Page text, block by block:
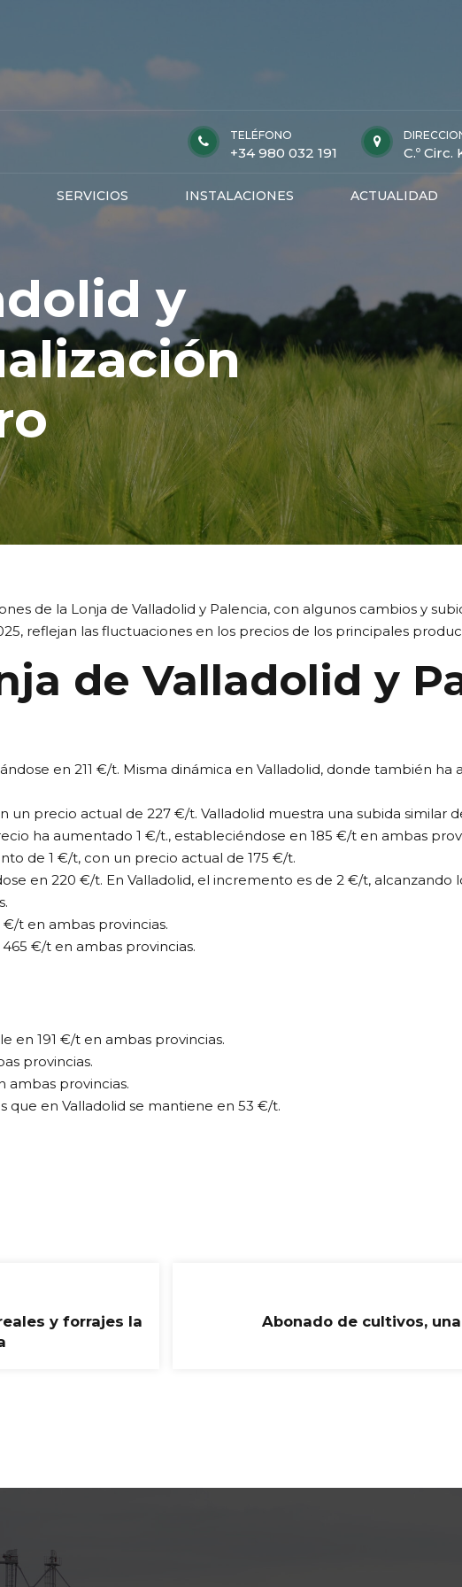
C.º
TELÉFONO
+34 980 032 191
SERVICIOS INSTALACIONES ACTUALIDAD
y
de la Lonja de Valladolid y Palencia, con algunos cambios y
reflejan las fluctuaciones en los precios de los principales
de Valladolid y
en 211 €/t. Misma dinámica en Valladolid, donde también
precio actual de 227 €/t. Valladolid muestra una subida similar
ha aumentado 1 €/t., estableciéndose en 185 €/t en ambas
de 1 €/t, con un precio actual de 175 €/t.
en 220 €/t. En Valladolid, el incremento es de 2 €/t, alcanzando
t en ambas provincias.
€/t en ambas provincias.
en 191 €/t en ambas provincias.
provincias.
provincias.
que en Valladolid se mantiene en 53 €/t.
y forrajes la
Abonado de cultivos,